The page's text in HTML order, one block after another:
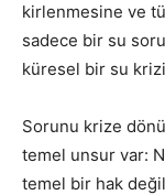
kirlenmesine ve
sadece bir su
küresel bir su
Sorunu krize
temel unsur var:
temel bir hak